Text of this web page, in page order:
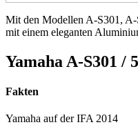
Mit den Modellen A-S301, A-
mit einem eleganten
Yamaha A-S301 /
Fakten
Yamaha auf der IFA 2014